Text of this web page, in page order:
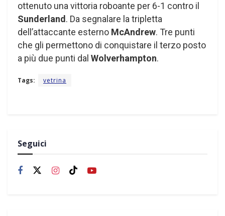
ottenuto una vittoria roboante per 6-1 contro il
Sunderland. Da segnalare la tripletta
dell’attaccante esterno McAndrew. Tre punti
che gli permettono di conquistare il terzo posto
a più due punti dal Wolverhampton.
Tags: vetrina
Seguici